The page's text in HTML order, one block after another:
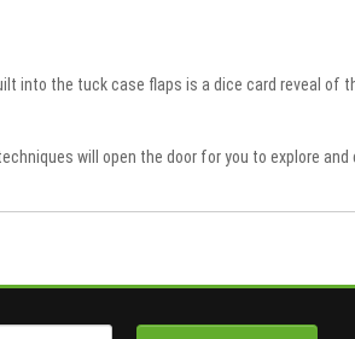
into the tuck case flaps is a dice card reveal of
will open the door for you to explore and